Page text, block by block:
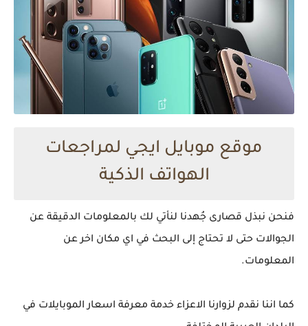
موقع موبايل ايجي لمراجعات
الهواتف الذكية
فنحن نبذل قصارى جُهدنا لنأتي لك بالمعلومات الدقيقة عن
الجوالات حتى لا تحتاج إلى البحث في اي مكان اخر عن
المعلومات.
كما اننا نقدم لزوارنا الاعزاء خدمة معرفة اسعار الموبايلات في